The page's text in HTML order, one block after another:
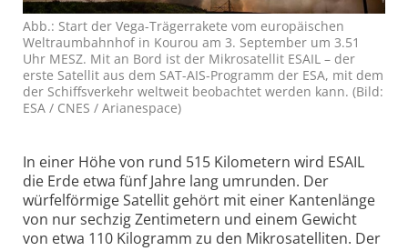
Abb.: Start der Vega-Trägerrakete vom europä­ischen
Weltraum­bahnhof in Kourou am 3. September um 3.51
Uhr MESZ. Mit an Bord ist der Mikro­satellit ESAIL – der
erste Satellit aus dem SAT-AIS-Programm der ESA, mit dem
der Schiffs­verkehr weltweit beobachtet werden kann. (Bild:
ESA / CNES / Arianespace)
In einer Höhe von rund 515 Kilometern wird ESAIL
die Erde etwa fünf Jahre lang umrunden. Der
würfelförmige Satellit gehört mit einer Kanten­länge
von nur sechzig Zenti­metern und einem Gewicht
von etwa 110 Kilogramm zu den Mikro­satelliten. Der